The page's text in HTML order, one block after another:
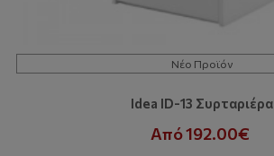
Νέο Προϊόν
Idea ID-13 Συρταριέρα
Από 192.00€